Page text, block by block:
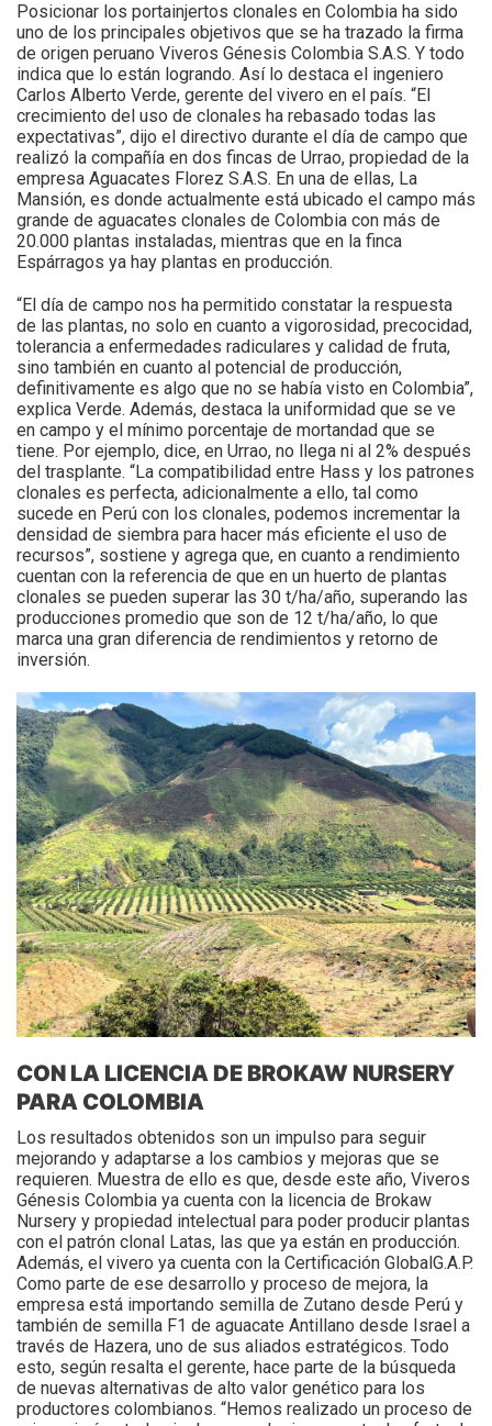
Posicionar los portainjertos clonales en Colombia ha sido
uno de los principales objetivos que se ha trazado la firma
de origen peruano Viveros Génesis Colombia S.A.S. Y todo
indica que lo están logrando. Así lo destaca el ingeniero
Carlos Alberto Verde, gerente del vivero en el país. “El
crecimiento del uso de clonales ha rebasado todas las
expectativas”, dijo el directivo durante el día de campo que
realizó la compañía en dos fincas de Urrao, propiedad de la
empresa Aguacates Florez S.A.S. En una de ellas, La
Mansión, es donde actualmente está ubicado el campo más
grande de aguacates clonales de Colombia con más de
20.000 plantas instaladas, mientras que en la finca
Espárragos ya hay plantas en producción.
“El día de campo nos ha permitido constatar la respuesta
de las plantas, no solo en cuanto a vigorosidad, precocidad,
tolerancia a enfermedades radiculares y calidad de fruta,
sino también en cuanto al potencial de producción,
definitivamente es algo que no se había visto en Colombia”,
explica Verde. Además, destaca la uniformidad que se ve
en campo y el mínimo porcentaje de mortandad que se
tiene. Por ejemplo, dice, en Urrao, no llega ni al 2% después
del trasplante. “La compatibilidad entre Hass y los patrones
clonales es perfecta, adicionalmente a ello, tal como
sucede en Perú con los clonales, podemos incrementar la
densidad de siembra para hacer más eficiente el uso de
recursos”, sostiene y agrega que, en cuanto a rendimiento
cuentan con la referencia de que en un huerto de plantas
clonales se pueden superar las 30 t/ha/año, superando las
producciones promedio que son de 12 t/ha/año, lo que
marca una gran diferencia de rendimientos y retorno de
inversión.
CON LA LICENCIA DE BROKAW NURSERY
PARA COLOMBIA
Los resultados obtenidos son un impulso para seguir
mejorando y adaptarse a los cambios y mejoras que se
requieren. Muestra de ello es que, desde este año, Viveros
Génesis Colombia ya cuenta con la licencia de Brokaw
Nursery y propiedad intelectual para poder producir plantas
con el patrón clonal Latas, las que ya están en producción.
Además, el vivero ya cuenta con la Certificación GlobalG.A.P.
Como parte de ese desarrollo y proceso de mejora, la
empresa está importando semilla de Zutano desde Perú y
también de semilla F1 de aguacate Antillano desde Israel a
través de Hazera, uno de sus aliados estratégicos. Todo
esto, según resalta el gerente, hace parte de la búsqueda
de nuevas alternativas de alto valor genético para los
productores colombianos. “Hemos realizado un proceso de